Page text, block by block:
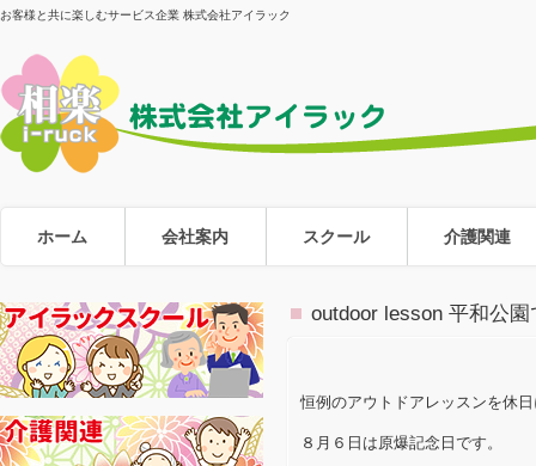
お客様と共に楽しむサービス企業 株式会社アイラック
ホーム 会社案内 スクール 介護関連
outdoor lesson 平和公
恒例のアウトドアレッスンを休
８月６日は原爆記念日です。